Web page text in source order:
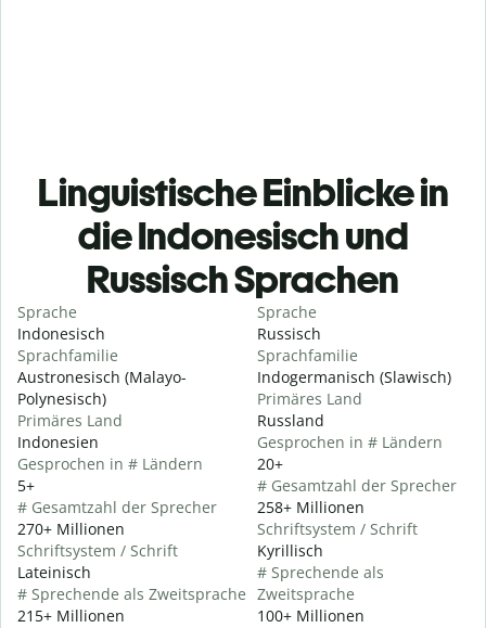
Linguistische Einblicke in
die Indonesisch und
Russisch Sprachen
Sprache
Indonesisch
Sprachfamilie
Austronesisch (Malayo-
Polynesisch)
Primäres Land
Indonesien
Gesprochen in # Ländern
5+
# Gesamtzahl der Sprecher
270+ Millionen
Schriftsystem / Schrift
Lateinisch
# Sprechende als Zweitsprache
215+ Millionen
Sprache
Russisch
Sprachfamilie
Indogermanisch (Slawisch)
Primäres Land
Russland
Gesprochen in # Ländern
20+
# Gesamtzahl der Sprecher
258+ Millionen
Schriftsystem / Schrift
Kyrillisch
# Sprechende als
Zweitsprache
100+ Millionen